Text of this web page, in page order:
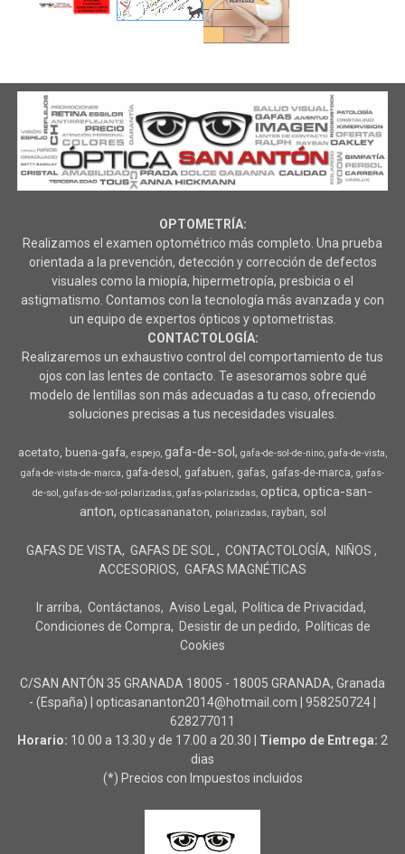
OPTOMETRÍA:
Realizamos el examen optométrico más completo. Una prueba
orientada a la prevención, detección y corrección de defectos
visuales como la miopía, hipermetropía, presbicia o el
astigmatismo. Contamos con la tecnología más avanzada y con
un equipo de expertos ópticos y optometristas.
CONTACTOLOGÍA:
Realizaremos un exhaustivo control del comportamiento de tus
ojos con las lentes de contacto. Te asesoramos sobre qué
modelo de lentillas son más adecuadas a tu caso, ofreciendo
soluciones precisas a tus necesidades visuales.
acetato buena-gafa espejo gafa-de-sol gafa-de-sol-de-nino gafa-de-vista
gafa-de-vista-de-marca gafa-desol gafabuen gafas gafas-de-marca gafas-
de-sol gafas-de-sol-polarizadas gafas-polarizadas optica optica-san-
anton opticasananaton polarizadas rayban sol
GAFAS DE VISTA GAFAS DE SOL CONTACTOLOGÍA
NIÑOS
ACCESORIOS
GAFAS MAGNÉTICAS
Ir arriba Contáctanos Aviso Legal
Política de Privacidad
Condiciones de Compra
Desistir de un pedido
Políticas de
Cookies
C/SAN ANTÓN 35 GRANADA 18005 - 18005 GRANADA, Granada
- (España) | opticasananton2014@hotmail.com | 958250724
628277011
Horario: 10.00 a 13.30 y de 17.00 a 20.30 | Tiempo de Entrega: 2
dias
(*) Precios con Impuestos incluidos